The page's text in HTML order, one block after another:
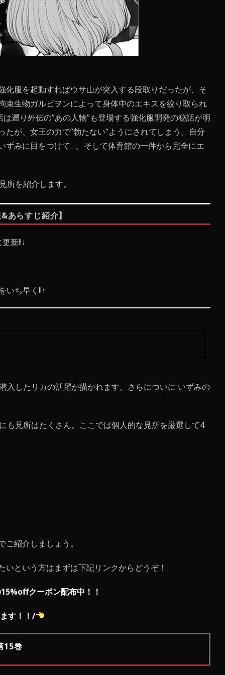
服を起動すればウサ山が突入する段取りだったが、そ
生物ガルビヲンによって身体中のエキスを絞り取られ
遡り外伝の”あの人物”も登場する強化服開発の秘話が明
が、女王の力で”勃たない”ようにされてしまう。自分
みに目をつけて…。そして体育館の一件から完全にエ
を紹介します。
あらすじ紹介】
新!!↓
いち早く!!↑
入したリカの活躍が描かれます。さらについに いずみの
も見所はたくさん。ここでは個人的な見所を厳選して4
紹介しましょう。
という方はまずは下記リンクからどうぞ！
クーポン配布中！！
す！！ /
15巻